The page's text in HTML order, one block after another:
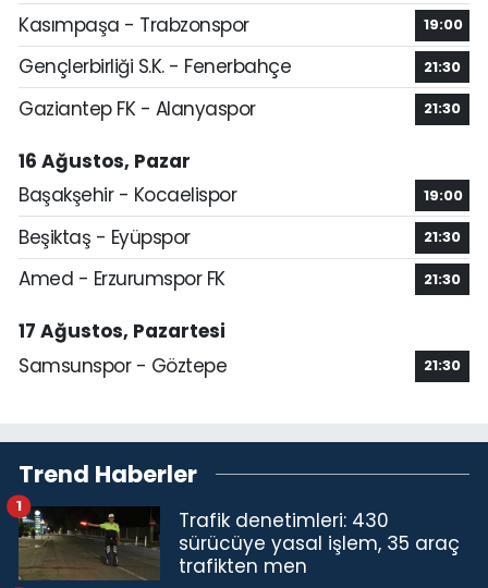
Kasımpaşa - Trabzonspor 19:00
Gençlerbirliği S.K. - Fenerbahçe 21:30
Gaziantep FK - Alanyaspor 21:30
16 Ağustos, Pazar
Başakşehir - Kocaelispor
19:00
Beşiktaş - Eyüpspor 21:30
Amed - Erzurumspor FK 21:30
17 Ağustos, Pazartesi
Samsunspor - Göztepe
21:30
Trend Haberler
Trafik denetimleri: 430
sürücüye yasal işlem, 35 araç
trafikten men
1